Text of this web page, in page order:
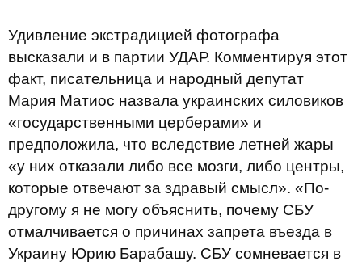
Удивление экстрадицией фотографа
высказали и в партии УДАР. Комментируя этот
факт, писательница и народный депутат
Мария Матиос назвала украинских силовиков
«государственными церберами» и
предположила, что вследствие летней жары
«у них отказали либо все мозги, либо центры,
которые отвечают за здравый смысл». «По-
другому я не могу объяснить, почему СБУ
отмалчивается о причинах запрета въезда в
Украину Юрию Барабашу. СБУ сомневается в